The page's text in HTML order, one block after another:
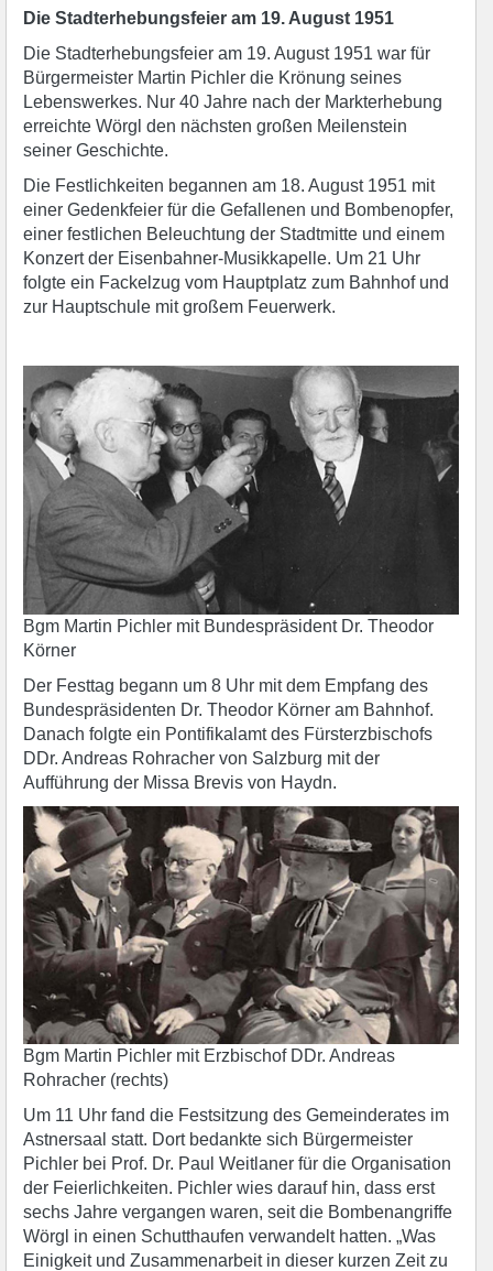
Die Stadterhebungsfeier am 19. August 1951
Die Stadterhebungsfeier am 19. August 1951 war für
Bürgermeister Martin Pichler die Krönung seines
Lebenswerkes. Nur 40 Jahre nach der Markterhebung
erreichte Wörgl den nächsten großen Meilenstein
seiner Geschichte.
Die Festlichkeiten begannen am 18. August 1951 mit
einer Gedenkfeier für die Gefallenen und Bombenopfer,
einer festlichen Beleuchtung der Stadtmitte und einem
Konzert der Eisenbahner-Musikkapelle. Um 21 Uhr
folgte ein Fackelzug vom Hauptplatz zum Bahnhof und
zur Hauptschule mit großem Feuerwerk.
Bgm Martin Pichler mit Bundespräsident Dr. Theodor
Körner
Der Festtag begann um 8 Uhr mit dem Empfang des
Bundespräsidenten Dr. Theodor Körner am Bahnhof.
Danach folgte ein Pontifikalamt des Fürsterzbischofs
DDr. Andreas Rohracher von Salzburg mit der
Aufführung der Missa Brevis von Haydn.
Bgm Martin Pichler mit Erzbischof DDr. Andreas
Rohracher (rechts)
Um 11 Uhr fand die Festsitzung des Gemeinderates im
Astnersaal statt. Dort bedankte sich Bürgermeister
Pichler bei Prof. Dr. Paul Weitlaner für die Organisation
der Feierlichkeiten. Pichler wies darauf hin, dass erst
sechs Jahre vergangen waren, seit die Bombenangriffe
Wörgl in einen Schutthaufen verwandelt hatten. „Was
Einigkeit und Zusammenarbeit in dieser kurzen Zeit zu